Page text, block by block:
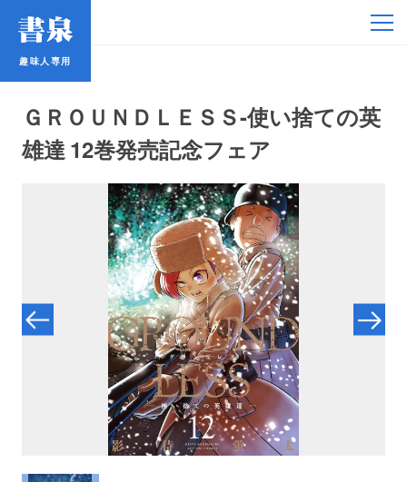
趣味人専用
ＧＲＯＵＮＤＬＥＳＳ-使い捨ての英
雄達 12巻発売記念フェア
趣味人専用
アイドル
鉄道・バス
コミック・ラノベ
プロレス
数学